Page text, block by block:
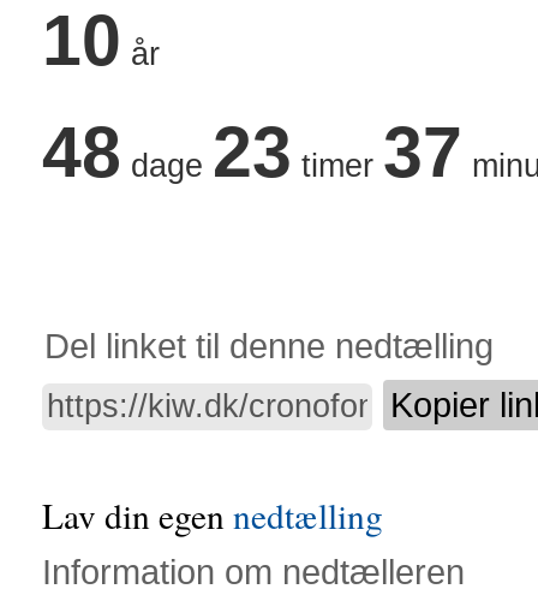
10 år
48 dage 23 timer 37
Del linket til denne nedtælling
Kopier
Lav din egennedtælling
Information om nedtælleren